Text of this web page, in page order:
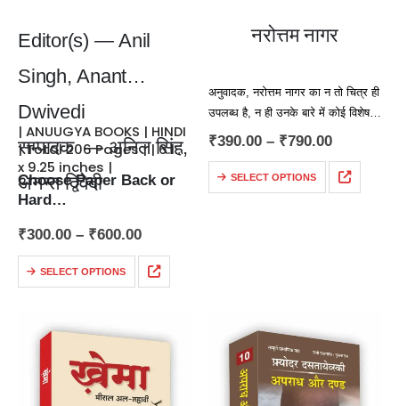
Editor(s) — Anil
Singh, Anant
Dwivedi
सम्पादक — अनिल सिंह,
अनन्त द्विवेदी
| ANUUGYA BOOKS | HINDI
| Total 206 Pages | | 6.125
x 9.25 inches |
Choose Paper Back or
Hard…
₹300.00 – ₹600.00
SELECT OPTIONS
नरोत्तम नागर
अनुवादक, नरोत्तम नागर का न तो चित्र ही
उपलब्ध है, न ही उनके बारे में कोई विशेष
जानकारी उपलब्ध हुई है, सिवा इसके कि वे
₹390.00 – ₹790.00
SELECT OPTIONS